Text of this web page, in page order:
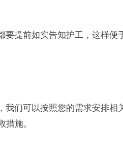
提前如实告知护工，这样便
们可以按照您的需求安排相
措施。